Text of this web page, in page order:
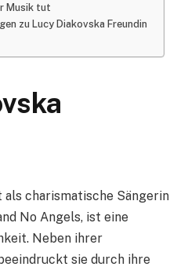
Musik tut
zu Lucy Diakovska Freundin
als charismatische Sängerin
No Angels, ist eine
Neben ihrer
sie durch ihre